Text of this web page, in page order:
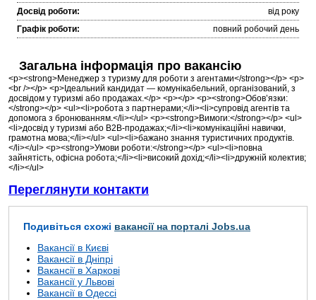
Досвід роботи:
від року
Графік роботи:
повний робочий день
Загальна інформація про вакансію
<p><strong>Менеджер з туризму для роботи з агентами</strong></p> <p>
<br /></p> <p>Ідеальний кандидат — комунікабельний, організований, з
досвідом у туризмі або продажах.</p> <p></p> <p><strong>Обов’язки:
</strong></p> <ul><li>робота з партнерами;</li><li>супровід агентів та
допомога з бронюванням.</li></ul> <p><strong>Вимоги:</strong></p> <ul>
<li>досвід у туризмі або B2B-продажах;</li><li>комунікаційні навички,
грамотна мова;</li></ul> <ul><li>бажано знання туристичних продуктів.
</li></ul> <p><strong>Умови роботи:</strong></p> <ul><li>повна
зайнятість, офісна робота;</li><li>високий дохід;</li><li>дружній колектив;
</li></ul>
Переглянути контакти
Подивіться схожі вакансії на порталі Jobs.ua
Вакансії в Києві
Вакансії в Дніпрі
Вакансії в Харкові
Вакансії у Львові
Вакансії в Одессі